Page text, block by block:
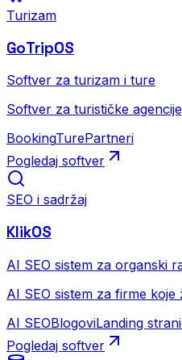
Turizam
GoTripOS
Softver za turizam i ture
Softver za turističke
BookingTurePartneri
Pogledaj softver
SEO i sadržaj
KlikOS
AI SEO sistem za organski
AI SEO sistem za firme
AI SEOBlogoviLanding
Pogledaj softver